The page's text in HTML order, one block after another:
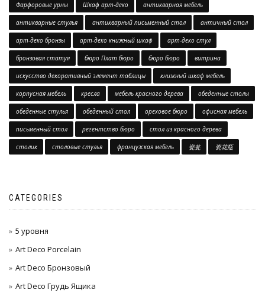
Фарфоровые урны Шкаф арт-деко антикварная мебель
антикварные стулья антикварный письменный стол античный стол
арт-деко бронзы арт-деко книжный шкаф арт-деко стул
бронзовая статуя бюро Плат бюро бюро бюро витрина
искусство декоративный элемент таблицы книжный шкаф мебель
корпусная мебель кресла мебель красного дерева обеденные столы
обеденные стулья обеденный стол ореховое бюро офисная мебель
письменный стол регентство бюро стол из красного дерева
столик столовые стулья французская мебель 瓷瓮 瓷花瓶
CATEGORIES
5 уровня
Art Deco Porcelain
Art Deco Бронзовый
Art Deco Грудь Ящика